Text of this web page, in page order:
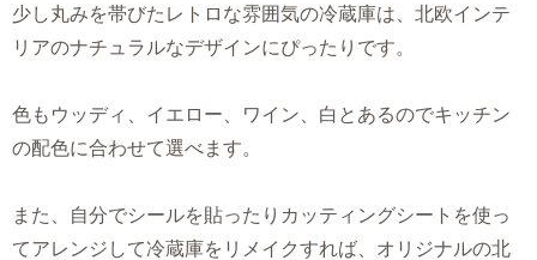
少し丸みを帯びたレトロな雰囲気の冷蔵庫は、北欧インテ
リアのナチュラルなデザインにぴったりです。
色もウッディ、イエロー、ワイン、白とあるのでキッチン
の配色に合わせて選べます。
また、自分でシールを貼ったりカッティングシートを使っ
てアレンジして冷蔵庫をリメイクすれば、オリジナルの北